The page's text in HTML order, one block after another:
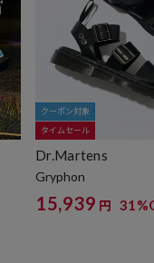
クーポン対象
タイムセール
Dr.Martens
Gryphon
15,939 円